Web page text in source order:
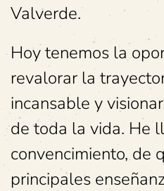
Valverde.
Hoy tenemos la
revalorar la
incansable y
de toda la vida. He
convencimiento, de
principales